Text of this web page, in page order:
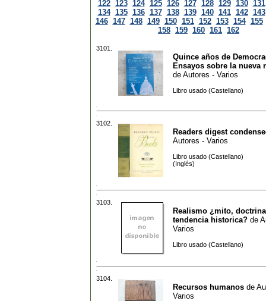
122 123 124 125 126 127 128 129 130 131
134 135 136 137 138 139 140 141 142 143
146 147 148 149 150 151 152 153 154 155
158 159 160 161 162
3101.
Quince años de
Ensayos sobre la nueva
de Autores - Varios
Libro usado (Castellano)
3102.
Readers digest
Autores - Varios
Libro usado (Castellano)
(Inglés)
3103.
Realismo ¿mito,
tendencia historica? de
Varios
Libro usado (Castellano)
3104.
Recursos humanos de
Varios